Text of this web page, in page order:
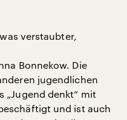
verstaubter,
Bonnekow. Die
jugendlichen
„Jugend denkt“ mit
und ist auch